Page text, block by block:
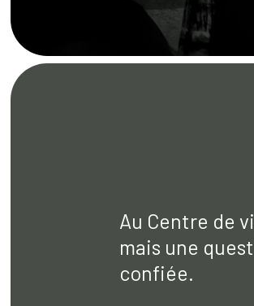
Au Centre de
mais une
confiée.